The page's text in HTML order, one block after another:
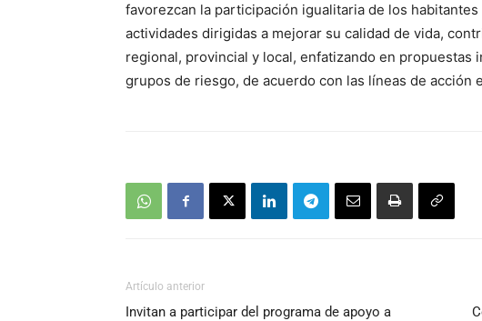
favorezcan la participación igualitaria de los
actividades dirigidas a mejorar su calidad de vida,
regional, provincial y local, enfatizando en propuestas
grupos de riesgo, de acuerdo con las líneas de acción
Artículo anterior
Invitan a participar del programa de apoyo a